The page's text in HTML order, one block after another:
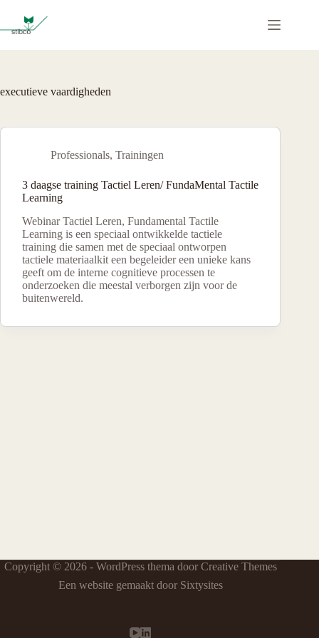
de
executieve vaardigheden
Professionals, Trainingen
3 daagse training Tactiel Leren/ FundaMental Tactile
Learning
Webinar Tactiel Leren, Fundamental Tactile
Learning is een speciaal ontwikkelde tactiele
training die samen met de speciaal ontworpen
tactiele materiaalkit een begeleider een unieke kans
geeft om de interne cognitieve processen te
onderzoeken die meestal verborgen zijn voor de
buitenwereld.
Copyright © 2026 - WordPress thema door Creative Themes
Een website gemaakt door Sixtysites